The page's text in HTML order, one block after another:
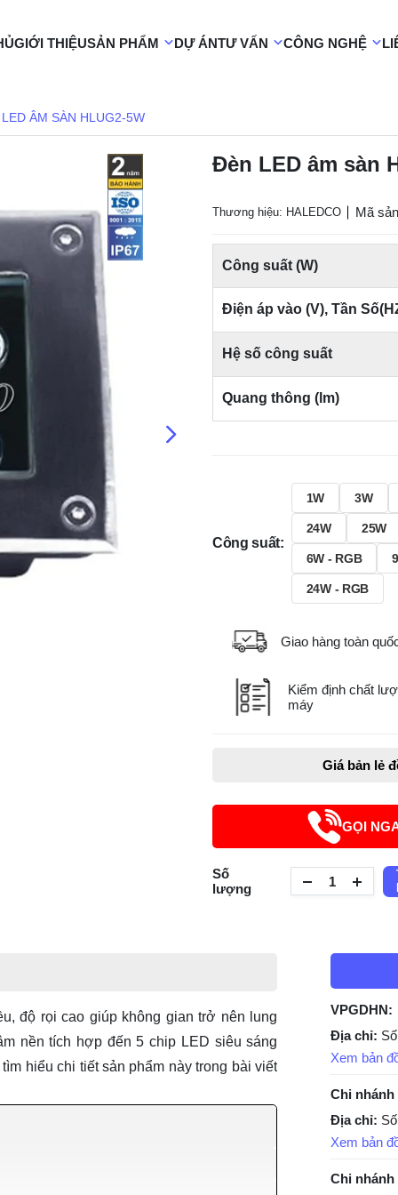
GIỚI THIỆUSẢN PHẨM DỰ ÁNTƯ VẤN CÔNG NGHỆ
ÂM SÀN HLUG2-5W
Đèn LED âm sàn
Thương hiệu: HALEDCO Mã
Công suất (W)
Điện áp vào (V), Tần
Hệ số công suất
Quang thông (lm)
Công suất:
1W 3W
24W 25W
6W - RGB
24W - RGB
Giao hàng toàn
Kiểm định chất
máy
Giá bản lẻ
GỌI
Số
lượng
độ rọi cao giúp không gian trở nên lung
nền tích hợp đến 5 chip LED siêu sáng
hiểu chi tiết sản phẩm này trong bài viết
VPGDHN:
Địa chỉ:
Xem bản
Chi nhánh
Địa chỉ:
Xem bản
Chi